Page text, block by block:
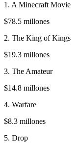
1. A Minecraft Movie
$78.5 millones
2. The King of Kings
$19.3 millones
3. The Amateur
$14.8 millones
4. Warfare
$8.3 millones
5. Drop